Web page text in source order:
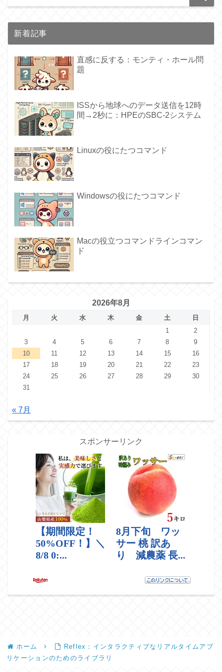
新着記事
直感に反する：モンティ・ホール問
題
ISSから地球へのデータ送信を12時
間→2秒に：HPEのSBC-2システム
Linuxの役にたつコマンド
Windowsの役にたつコマンド
Macの役立つコマンドラインコマン
ド
2026年8月
月 火 水 木 金 土
日
1
2
3
4 5 6 7 8
9
10
11 12 13 14 15
16
17
18 19 20 21 22
23
24
25 26 27 28 29
30
31
« 7月
スポンサーリンク
ホーム
Reflex：インタラクティブなリアルタイムアプ
リケーションのためのライブラリ